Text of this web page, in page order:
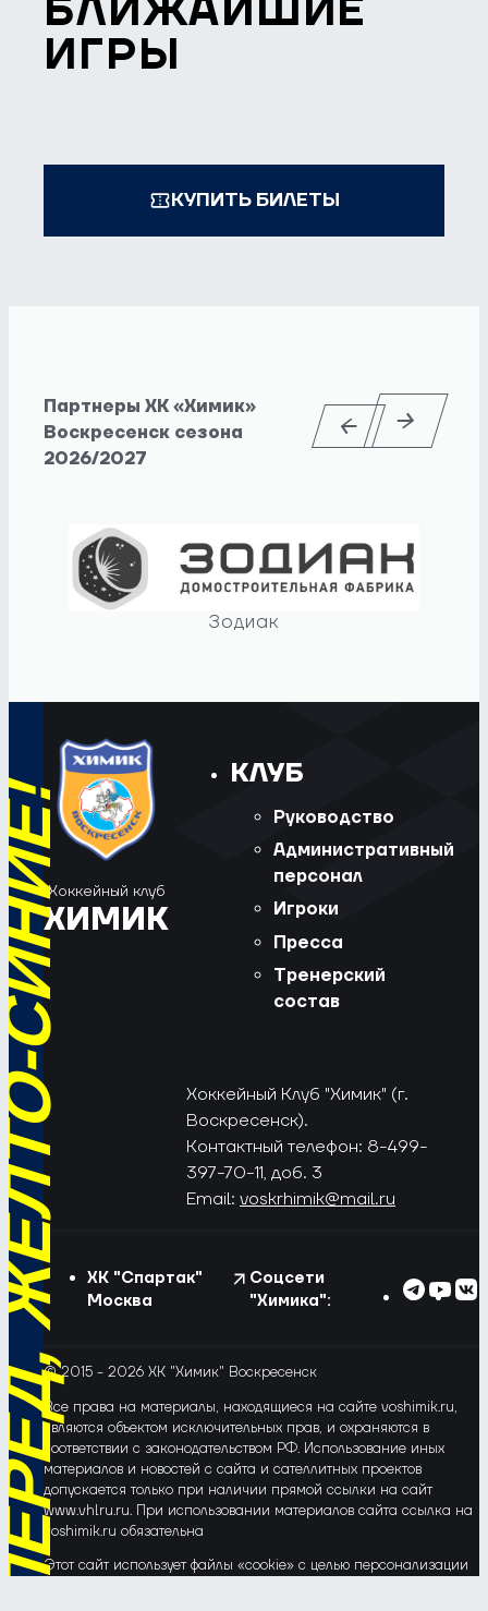
БЛИЖАЙШИЕ
ИГРЫ
КУПИТЬ БИЛЕТЫ
Партнеры ХК «Химик»
Воскресенск сезона
2026/2027
Зодиак
СИНИЕ!
Хоккейный клуб
ХИМИК
КЛУБ
Руководство
Административный
персонал
Игроки
Пресса
Тренерский
состав
Хоккейный Клуб "Химик" (г.
Воскресенск).
Контактный телефон: 8-499-
397-70-11, доб. 3
Email: voskrhimik@mail.ru
ХК "Спартак"
Москва
Соцсети
"Химика":
© 2015 - 2026 ХК "Химик" Воскресенск
Все права на материалы, находящиеся на сайте voshimik.ru,
являются объектом исключительных прав, и охраняются в
соответствии с законодательством РФ. Использование иных
материалов и новостей с сайта и сателлитных проектов
допускается только при наличии прямой ссылки на сайт
www.vhlru.ru. При использовании материалов сайта ссылка на
voshimik.ru обязательна
Этот сайт использует файлы «cookie» с целью персонализации